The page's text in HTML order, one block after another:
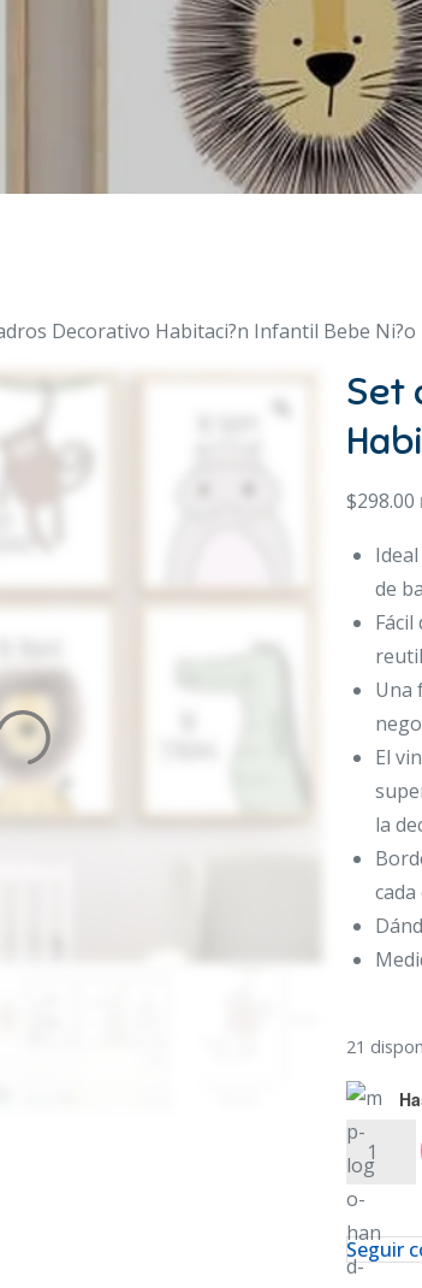
Decorativo Habitaci?n Infantil Bebe Ni?o
Set
$298.00
de
Una
El
la
21
Set
de
Cuadros
Seguir